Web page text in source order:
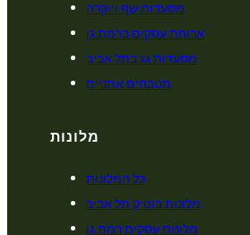
מסעדות שף ויוקרה
ארוחת עסקים ברמת גן
מסעדות גג בתל אביב
מטבחים אתניים
מלונות
כל המלונות
מלונות בוטיק תל אביב
מלונות עסקים רמת גן